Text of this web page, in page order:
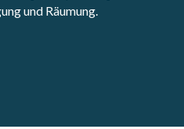
und Räumung.